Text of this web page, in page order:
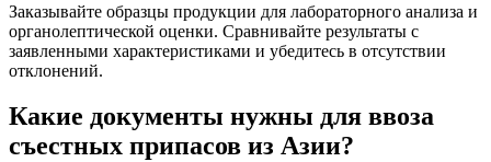
Заказывайте образцы продукции для лабораторного анализа и
органолептической оценки. Сравнивайте результаты с
заявленными характеристиками и убедитесь в отсутствии
отклонений.
Какие документы нужны для ввоза
съестных припасов из Азии?